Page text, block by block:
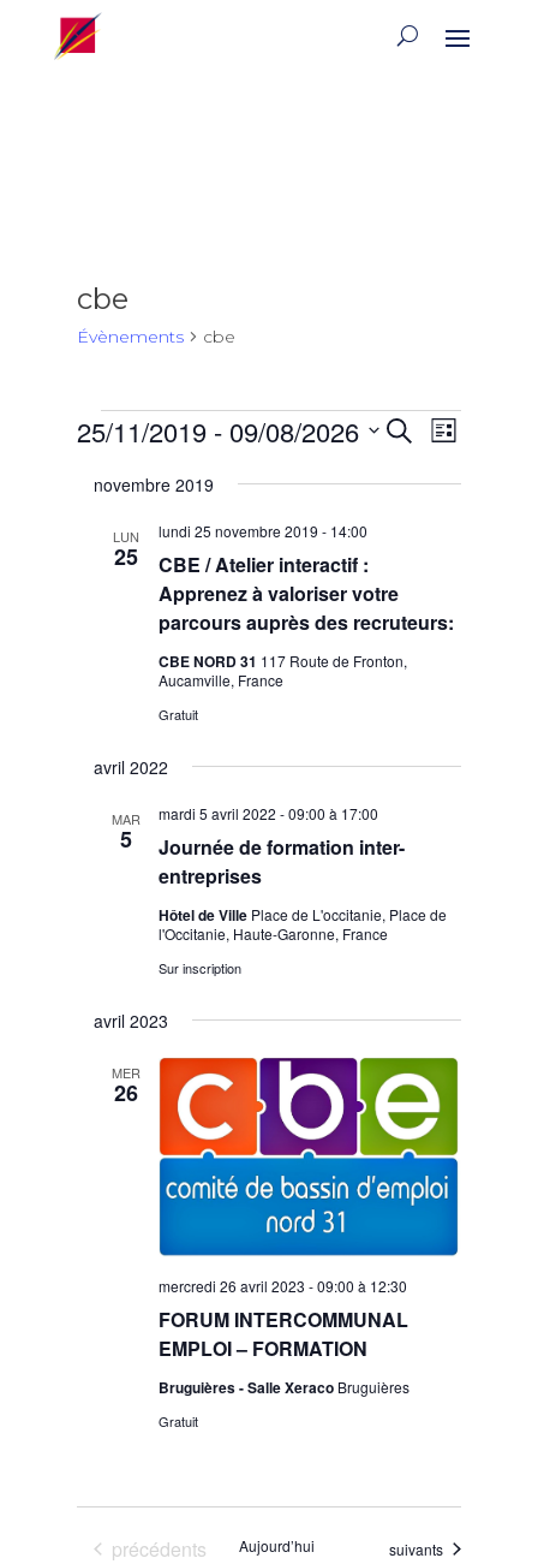
cbe
Évènements cbe
Évènements Recherche
de
vues
Liste
25/11/2019 - 09/08/2026
une
novembre 2019
LUN
25
CBE / Atelier interactif :
Apprenez à valoriser votre
parcours auprès des recruteurs:
lundi 25 novembre 2019 - 14:00
CBE NORD 31 117 Route de Fronton,
Aucamville, France
Gratuit
avril 2022
MAR
5
Journée de formation inter-
entreprises
mardi 5 avril 2022 - 09:00 à 17:00
Hôtel de Ville Place de L'occitanie, Place de
l'Occitanie, Haute-Garonne, France
Sur inscription
avril 2023
MER
26
FORUM INTERCOMMUNAL
EMPLOI – FORMATION
mercredi 26 avril 2023 - 09:00 à 12:30
Bruguières - Salle Xeraco Bruguières
Gratuit
Évènements
précédents Aujourd’hui Évènements
suivants